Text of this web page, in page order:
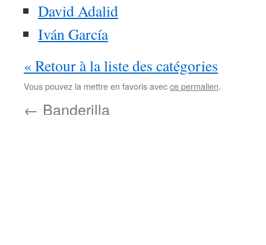
David Adalid
Iván García
« Retour à la liste des catégories
Vous pouvez la mettre en favoris avecce permalien.
← Banderilla